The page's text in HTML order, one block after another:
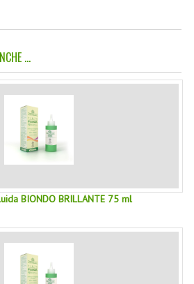
MONOI DE TAHITI
INFORMAZIONI
SPEDIZIONI & COSTI
NORMATIVA PRIVACY
CONDIZIONI DI VENDITA
BUONI SCONTO
...
BIONDO BRILLANTE 75 ml